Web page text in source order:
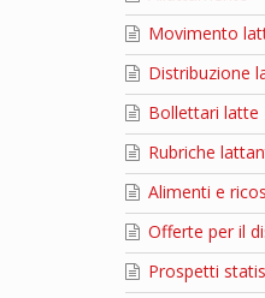
Movimento
Distribuzione
Bollettari latte
Rubriche
Alimenti e
Offerte per il
Prospetti